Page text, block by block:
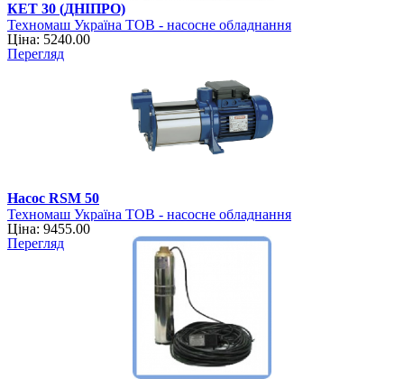
КЕТ 30 (ДНІПРО)
Техномаш Україна ТОВ - насосне обладнання
Ціна: 5240.00
Перегляд
Насос RSM 50
Техномаш Україна ТОВ - насосне обладнання
Ціна: 9455.00
Перегляд